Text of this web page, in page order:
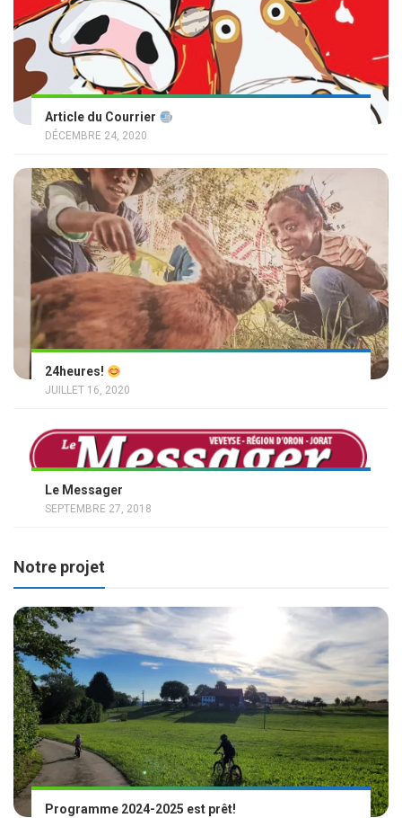
Article du Courrier
DÉCEMBRE 24, 2020
24heures!
JUILLET 16, 2020
Le Messager
SEPTEMBRE 27, 2018
Notre projet
Programme 2024-2025 est prêt!